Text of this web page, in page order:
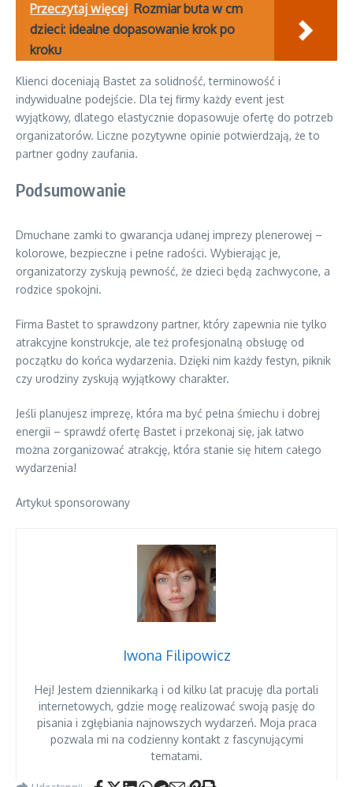
Przeczytaj więcej Rozmiar buta w cm
dzieci: idealne dopasowanie krok po
kroku
Klienci doceniają Bastet za solidność, terminowość i
indywidualne podejście. Dla tej firmy każdy event jest
wyjątkowy, dlatego elastycznie dopasowuje ofertę do potrzeb
organizatorów. Liczne pozytywne opinie potwierdzają, że to
partner godny zaufania.
Podsumowanie
Dmuchane zamki to gwarancja udanej imprezy plenerowej –
kolorowe, bezpieczne i pełne radości. Wybierając je,
organizatorzy zyskują pewność, że dzieci będą zachwycone, a
rodzice spokojni.
Firma Bastet to sprawdzony partner, który zapewnia nie tylko
atrakcyjne konstrukcje, ale też profesjonalną obsługę od
początku do końca wydarzenia. Dzięki nim każdy festyn, piknik
czy urodziny zyskują wyjątkowy charakter.
Jeśli planujesz imprezę, która ma być pełna śmiechu i dobrej
energii – sprawdź ofertę Bastet i przekonaj się, jak łatwo
można zorganizować atrakcję, która stanie się hitem całego
wydarzenia!
Artykuł sponsorowany
Iwona Filipowicz
Hej! Jestem dziennikarką i od kilku lat pracuję dla portali
internetowych, gdzie mogę realizować swoją pasję do
pisania i zgłębiania najnowszych wydarzeń. Moja praca
pozwala mi na codzienny kontakt z fascynującymi
tematami.